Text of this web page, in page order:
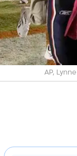
AP,